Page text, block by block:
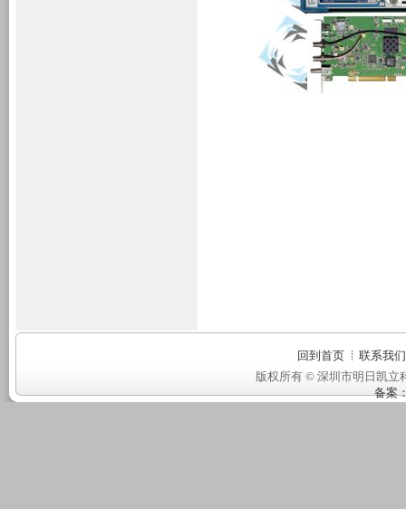
回到首页
联系我们
版权所有 © 深圳市明日凯
备案